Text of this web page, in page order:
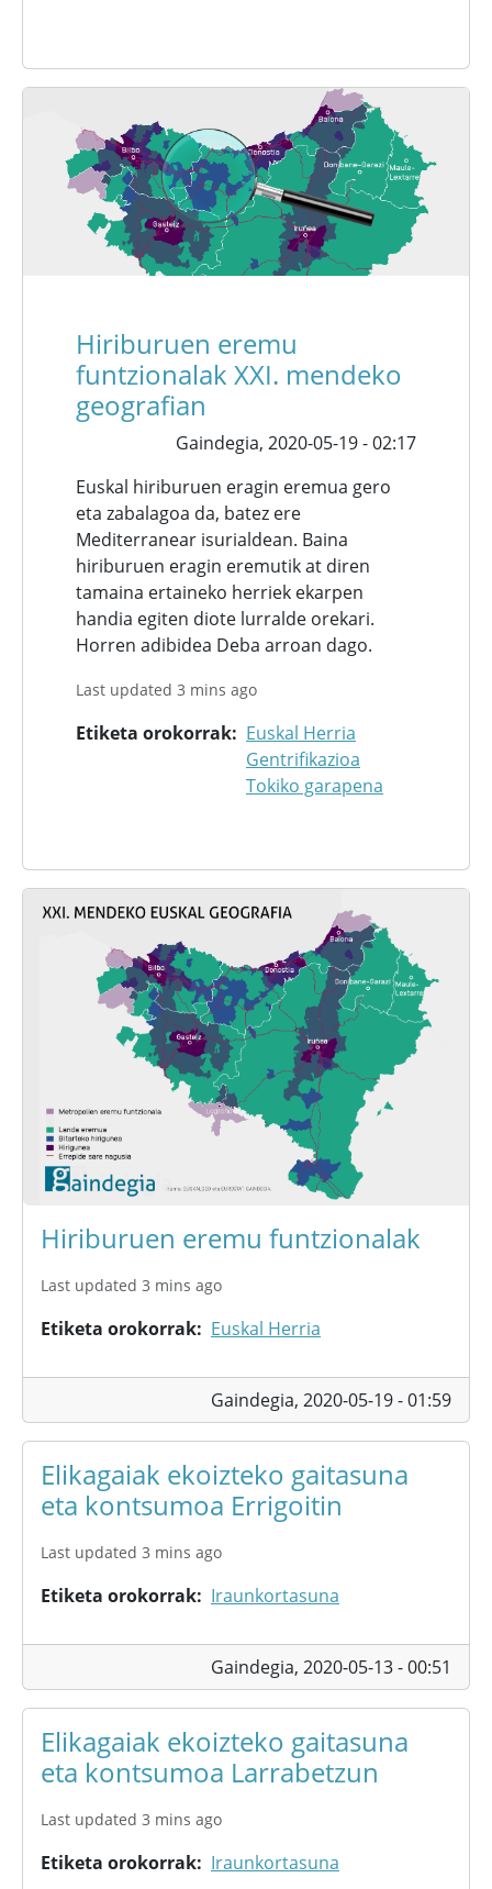
Hiriburuen eremu
funtzionalak XXI. mendeko
geografian
Gaindegia, 2020-05-19 - 02:17
Euskal hiriburuen eragin eremua gero
eta zabalagoa da, batez ere
Mediterranear isurialdean. Baina
hiriburuen eragin eremutik at diren
tamaina ertaineko herriek ekarpen
handia egiten diote lurralde orekari.
Horren adibidea Deba arroan dago.
Last updated 3 mins ago
Etiketa orokorrak
Euskal Herria
Gentrifikazioa
Tokiko garapena
Hiriburuen eremu funtzionalak
Last updated 3 mins ago
Etiketa orokorrak Euskal Herria
Gaindegia, 2020-05-19 - 01:59
Elikagaiak ekoizteko gaitasuna
eta kontsumoa Errigoitin
Last updated 3 mins ago
Etiketa orokorrak Iraunkortasuna
Gaindegia, 2020-05-13 - 00:51
Elikagaiak ekoizteko gaitasuna
eta kontsumoa Larrabetzun
Last updated 3 mins ago
Etiketa orokorrak Iraunkortasuna